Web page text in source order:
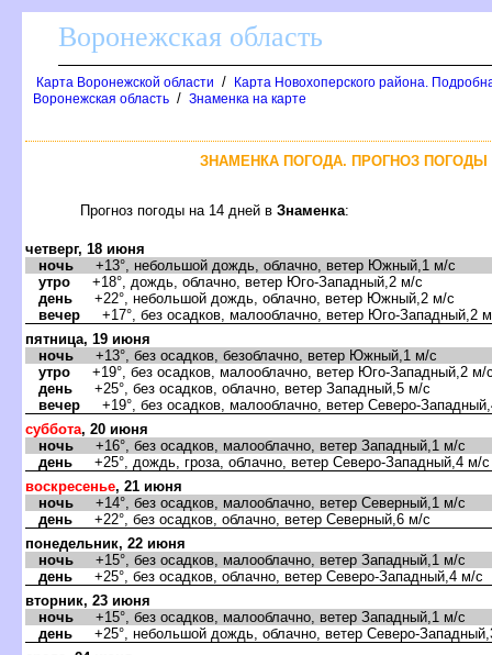
оронежская область
Карта Воронежской области /
Карта Новохоперского района.
оронежская область / Знаменка на карте
ЗНАМЕНКА ПОГОДА. ПРОГНОЗ
Прогноз погоды на 14 дней Знаменка:
четверг, 18 июня
ночь +13°, небольшой дождь, облачно, ветер Южный,1 м/с
утро +18°, дождь, облачно, ветер Юго-Западный,2 м/с
день +22°, небольшой дождь, облачно, ветер Южный,2 м/с
ечер +17°, без осадков, малооблачно, ветер Юго-Западный,2
пятница, 19 июня
ночь +13°, без осадков, безоблачно, ветер Южный,1 м/с
утро +19°, без осадков, малооблачно, ветер Юго-Западный,2 м/
день +25°, без осадков, облачно, ветер Западный,5 м/с
ечер +19°, без осадков, малооблачно, ветер Северо-
суббота, 20 июня
ночь +16°, без осадков, малооблачно, ветер Западный,1 м/с
день +25°, дождь, гроза, облачно, ветер Северо-Западный,4 м/с
оскресенье, 21 июня
ночь +14°, без осадков, малооблачно, ветер Северный,1 м/с
день +22°, без осадков, облачно, ветер Северный,6 м/с
понедельник, 22 июня
ночь +15°, без осадков, малооблачно, ветер Западный,1 м/с
день +25°, без осадков, облачно, ветер Северо-Западный,4 м/с
торник, 23 июня
ночь +15°, без осадков, малооблачно, ветер Западный,1 м/с
день +25°, небольшой дождь, облачно, ветер Северо-